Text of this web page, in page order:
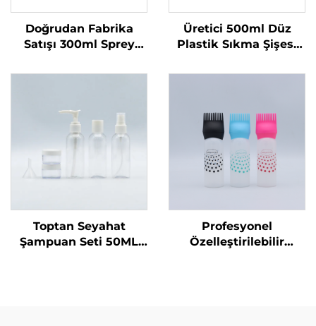
Doğrudan Fabrika
Satışı 300ml Sprey
Yuvarlak Omuzlu
Üretici 500ml Düz
Plastik Sıkma Şişesi
Logolu Bulaşık Sabunu
Mühürleme
Toptan Seyahat
Şampuan Seti 50ML
Profesyonel
Özelleştirilebilir